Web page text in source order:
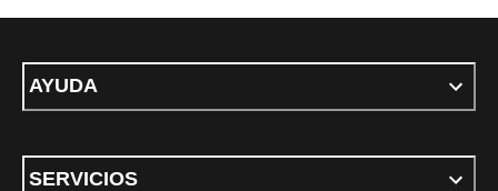
AYUDA
SERVICIOS